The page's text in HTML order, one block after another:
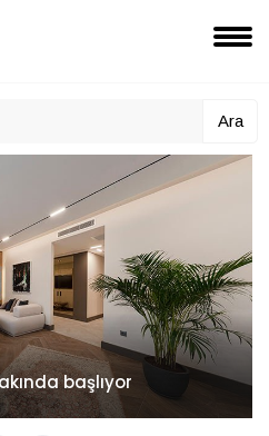
Ara
başlıyor